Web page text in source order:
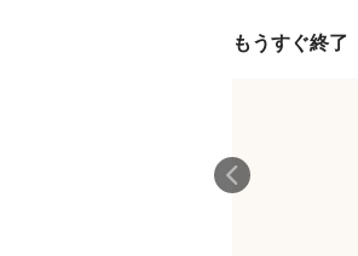
もうすぐ終了